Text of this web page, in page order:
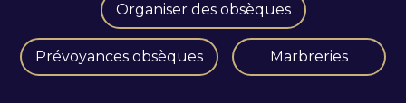
Organiser des obsèques
Prévoyances obsèques Marbreries